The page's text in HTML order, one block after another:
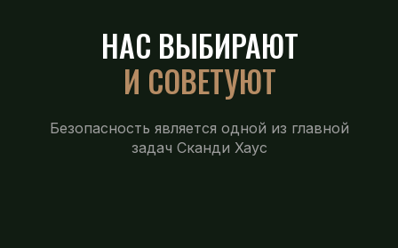
НАС ВЫБИРАЮТ
И СОВЕТУЮТ
Безопасность является одной из главной
задач Сканди Хаус